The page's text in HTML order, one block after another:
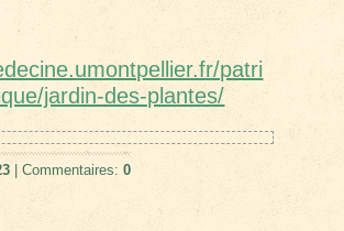
patri
jardin-des-plantes/
| Commentaires:0